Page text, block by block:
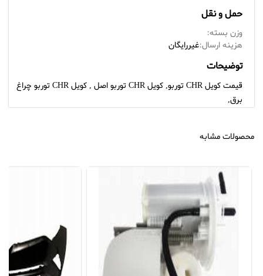
حمل و نقل
وزن بسته:
هزینه ارسال:غیررایگان
توضیحات
قیمت کویل CHR توربو, کویل CHR توربو اصل , کویل CHR توربو چراغ
برق,
محصولات مشابه